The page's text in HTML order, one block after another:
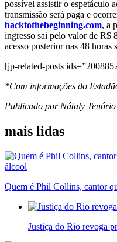
possível assistir o espetáculo
transmissão será paga e
backtothebeginning.com, a
ingresso sai pelo valor de R$
acesso posterior nas 48 horas
[jp-related-posts
*Com informações do
Publicado por Nátaly Tenório
mais lidas
Quem é Phil Collins, cantor
Justiça do Rio revoga